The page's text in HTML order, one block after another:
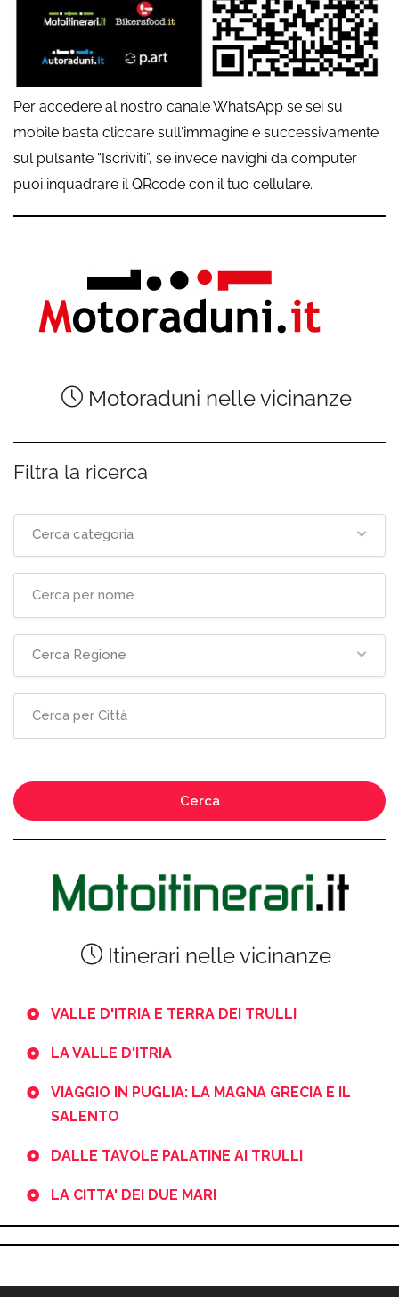
Per accedere al nostro canale WhatsApp se sei su
mobile basta cliccare sull'immagine e successivamente
sul pulsante “Iscriviti”, se invece navighi da computer
puoi inquadrare il QRcode con il tuo cellulare.
Motoraduni nelle vicinanze
Filtra la ricerca
Cerca categoria
Cerca Regione
Cerca
Itinerari nelle vicinanze
VALLE D'ITRIA E TERRA DEI TRULLI
LA VALLE D'ITRIA
VIAGGIO IN PUGLIA: LA MAGNA GRECIA E IL
SALENTO
DALLE TAVOLE PALATINE AI TRULLI
LA CITTA' DEI DUE MARI